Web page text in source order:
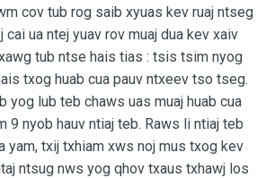
cov tub rog saib xyuas kev ruaj ntseg
ua ntej yuav rov muaj dua kev xaiv
tub ntse hais tias : tsis tsim nyog
txog huab cua pauv ntxeev tso tseg.
yog lub teb chaws uas muaj huab cua
9 nyob hauv ntiaj teb. Raws li ntiaj teb
yam, txij txhiam xws noj mus txog kev
ntsug nws yog qhov txaus txhawj los